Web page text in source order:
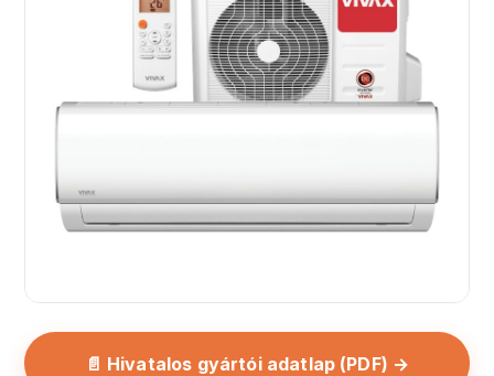
📄 Hivatalos gyártói adatlap (PDF) →